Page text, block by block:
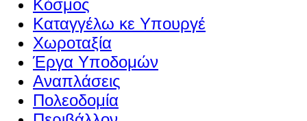
Κόσμος
Καταγγέλω κε Υπουργέ
Χωροταξία
Έργα Υποδομών
Αναπλάσεις
Πολεοδομία